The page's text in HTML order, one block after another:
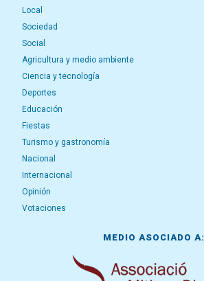
Local
Sociedad
Social
Agricultura y medio ambiente
Ciencia y tecnología
Deportes
Educación
Fiestas
Turismo y gastronomía
Nacional
Internacional
Opinión
Votaciones
MEDIO ASOCIADO A: